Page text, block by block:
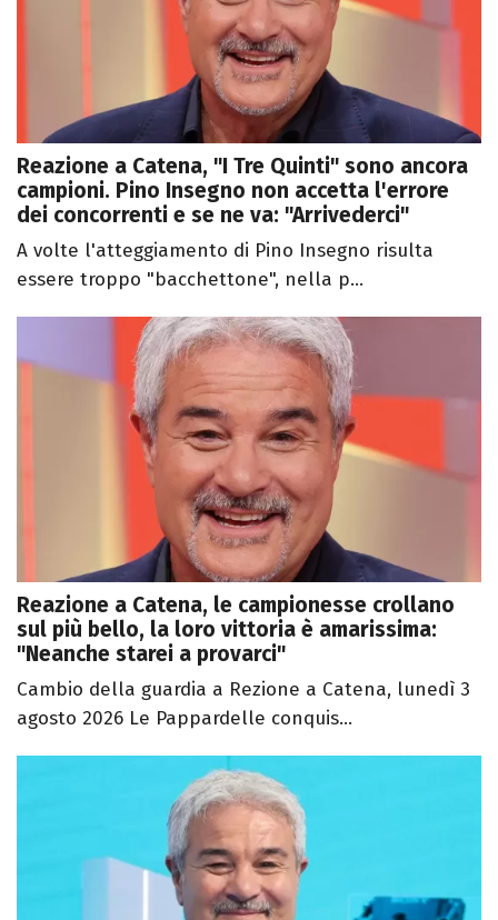
Reazione a Catena, "I Tre Quinti" sono ancora
campioni. Pino Insegno non accetta l'errore
dei concorrenti e se ne va: "Arrivederci"
A volte l'atteggiamento di Pino Insegno risulta
essere troppo "bacchettone", nella p...
Reazione a Catena, le campionesse crollano
sul più bello, la loro vittoria è amarissima:
"Neanche starei a provarci"
Cambio della guardia a Rezione a Catena, lunedì 3
agosto 2026 Le Pappardelle conquis...